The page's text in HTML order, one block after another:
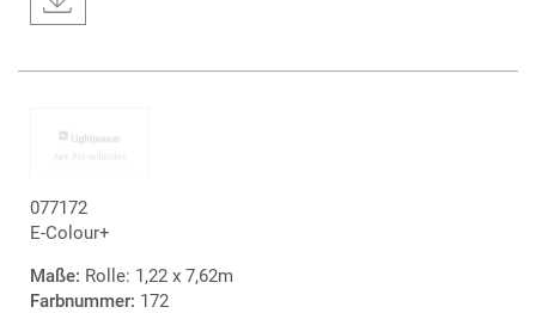
077172
E-Colour+
Maße: Rolle: 1,22 x 7,62m
Farbnummer: 172